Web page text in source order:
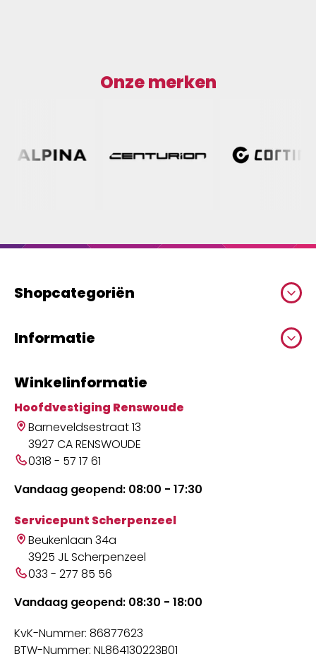
Onze merken
Shopcategoriën
Informatie
Winkelinformatie
Hoofdvestiging Renswoude
Barneveldsestraat 13
3927 CA RENSWOUDE
0318 - 57 17 61
Vandaag geopend: 08:00 - 17:30
Servicepunt Scherpenzeel
Beukenlaan 34a
3925 JL Scherpenzeel
033 - 277 85 56
Vandaag geopend: 08:30 - 18:00
KvK-Nummer: 86877623
BTW-Nummer: NL864130223B01